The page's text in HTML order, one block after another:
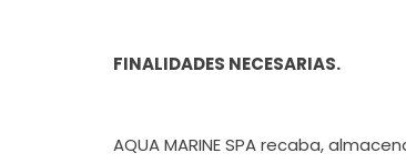
FINALIDADES NECESARIAS.
AQUA MARINE SPA recaba,